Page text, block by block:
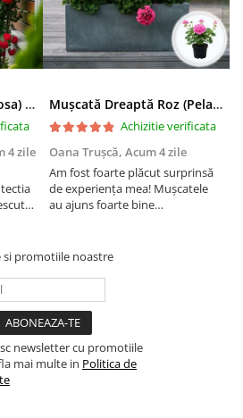
Trandafir Catarator (Rosa) Red Climber - 75cm
4 zile
Mușcată Dreaptă Roz (Pelargonium Zonale)
Achizitie verificata
Oana Trușcă, Acum 4 zile
Am fost foarte plăcut surprinsă
de experiența mea! Mușcatele
au ajuns foarte bine
transportului. Se vede că au fost
si promotiile noastre
newsletter cu promotiile
mai multe in Politica de